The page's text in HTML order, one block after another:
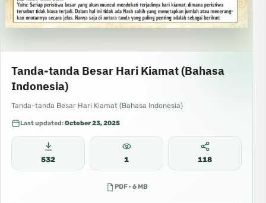
Tanda-tanda Besar Hari Kiamat (Bahasa
Indonesia)
Tanda-tanda Besar Hari Kiamat (Bahasa Indonesia)
Last updated:October 23, 2025
532 1 118
PDF · 6 MB